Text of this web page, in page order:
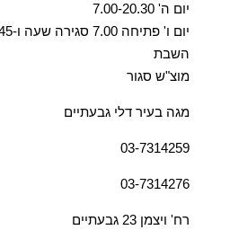
יום ה' 7.00-20.30
השבת
מוצ"ש סגור
מגה בעיר דלי גבעתיים
03-7314259
03-7314276
רח' ויצמן 23 גבעתיים